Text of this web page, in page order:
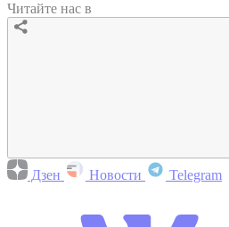
Читайте нас в
Дзен Новости Telegram